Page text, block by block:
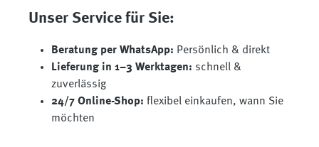
Unser Service für Sie:
Beratung per WhatsApp: Persönlich & direkt
Lieferung in 1–3 Werktagen: schnell &
zuverlässig
24/7 Online-Shop: flexibel einkaufen, wann Sie
möchten